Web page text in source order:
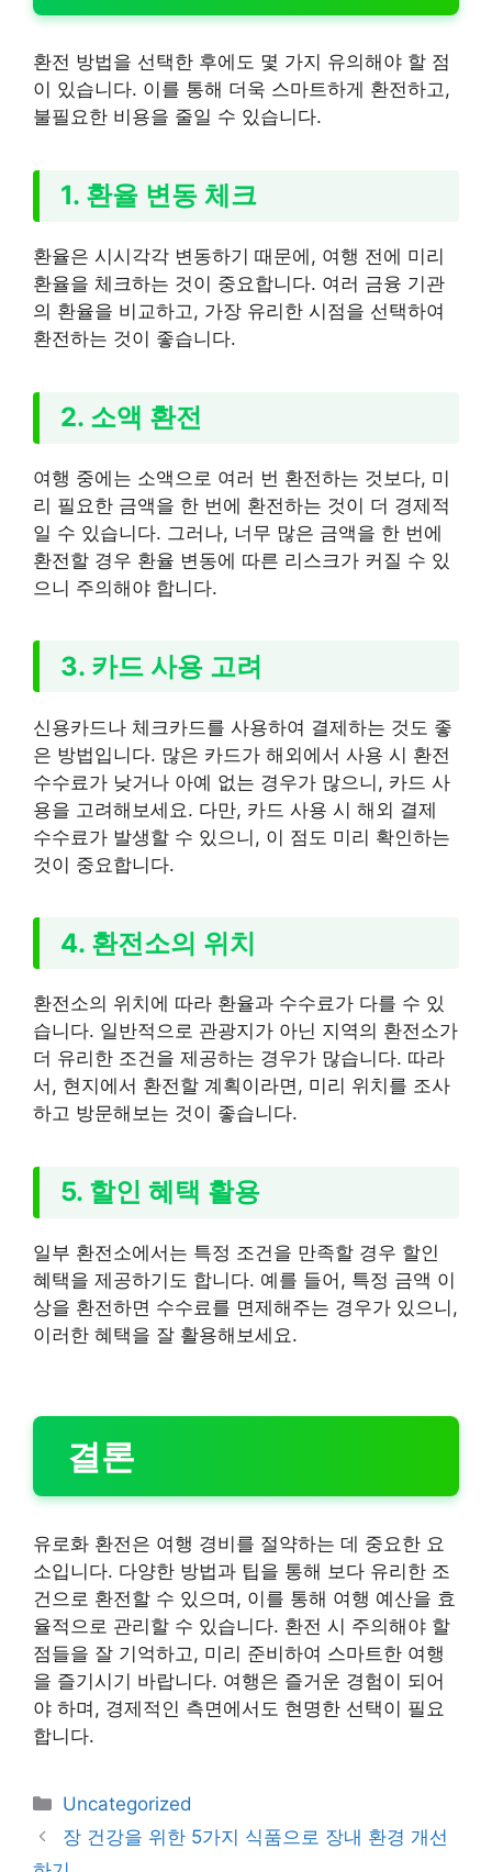
환전 방법을 선택한 후에도 몇 가지 유의해야 할 점
이 있습니다. 이를 통해 더욱 스마트하게 환전하고,
불필요한 비용을 줄일 수 있습니다.
1. 환율 변동 체크
환율은 시시각각 변동하기 때문에, 여행 전에 미리
환율을 체크하는 것이 중요합니다. 여러 금융 기관
의 환율을 비교하고, 가장 유리한 시점을 선택하여
환전하는 것이 좋습니다.
2. 소액 환전
여행 중에는 소액으로 여러 번 환전하는 것보다, 미
리 필요한 금액을 한 번에 환전하는 것이 더 경제적
일 수 있습니다. 그러나, 너무 많은 금액을 한 번에
환전할 경우 환율 변동에 따른 리스크가 커질 수 있
으니 주의해야 합니다.
3. 카드 사용 고려
신용카드나 체크카드를 사용하여 결제하는 것도 좋
은 방법입니다. 많은 카드가 해외에서 사용 시 환전
수수료가 낮거나 아예 없는 경우가 많으니, 카드 사
용을 고려해보세요. 다만, 카드 사용 시 해외 결제
수수료가 발생할 수 있으니, 이 점도 미리 확인하는
것이 중요합니다.
4. 환전소의 위치
환전소의 위치에 따라 환율과 수수료가 다를 수 있
습니다. 일반적으로 관광지가 아닌 지역의 환전소가
더 유리한 조건을 제공하는 경우가 많습니다. 따라
서, 현지에서 환전할 계획이라면, 미리 위치를 조사
하고 방문해보는 것이 좋습니다.
5. 할인 혜택 활용
일부 환전소에서는 특정 조건을 만족할 경우 할인
혜택을 제공하기도 합니다. 예를 들어, 특정 금액 이
상을 환전하면 수수료를 면제해주는 경우가 있으니,
이러한 혜택을 잘 활용해보세요.
결론
유로화 환전은 여행 경비를 절약하는 데 중요한 요
소입니다. 다양한 방법과 팁을 통해 보다 유리한 조
건으로 환전할 수 있으며, 이를 통해 여행 예산을 효
율적으로 관리할 수 있습니다. 환전 시 주의해야 할
점들을 잘 기억하고, 미리 준비하여 스마트한 여행
을 즐기시기 바랍니다. 여행은 즐거운 경험이 되어
야 하며, 경제적인 측면에서도 현명한 선택이 필요
합니다.
카
테
고
Uncategorized
장 건강을 위한 5가지 식품으로 장내 환경 개선